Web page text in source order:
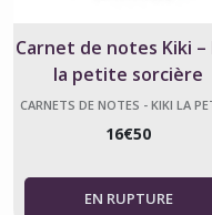
Carnet de notes Kiki –
la petite sorcière
CARNETS DE NOTES - KIKI LA
16€50
sorcière
(1)
Papier
lettre